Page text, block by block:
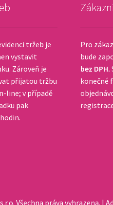
tržeb je
vystavit
Zároveň je
přijatou tržbu
line; v případě
pak
Pro
bude
bez DPH.
konečné
Všechna práva vyhrazena. |